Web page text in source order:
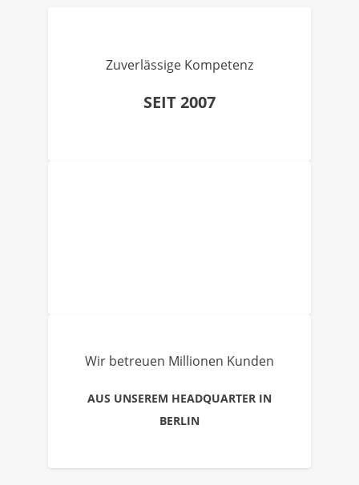
Zuverlässige Kompetenz
SEIT 2007
Wir betreuen Millionen Kunden
AUS UNSEREM HEADQUARTER IN
BERLIN